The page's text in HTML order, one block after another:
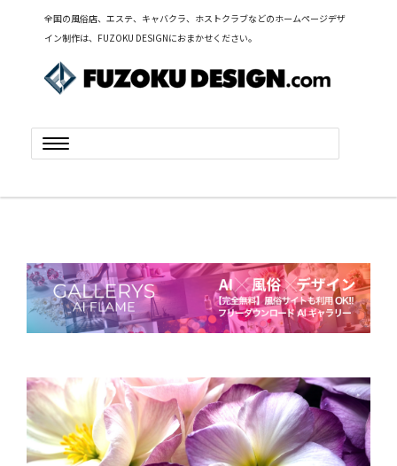
全国の風俗店、エステ、キャバクラ、ホストクラブなどのホームページデザ
イン制作は、FUZOKU DESIGNにおまかせください。
Toggle
navigation